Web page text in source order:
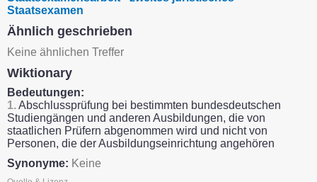
Staatsexamen
Ähnlich geschrieben
Keine ähnlichen Treffer
Wiktionary
Bedeutungen:
1.Abschlussprüfung bei bestimmten bundesdeutschen
Studiengängen und anderen Ausbildungen, die von
staatlichen Prüfern abgenommen wird und nicht von
Personen, die der Ausbildungseinrichtung angehören
Synonyme: Keine